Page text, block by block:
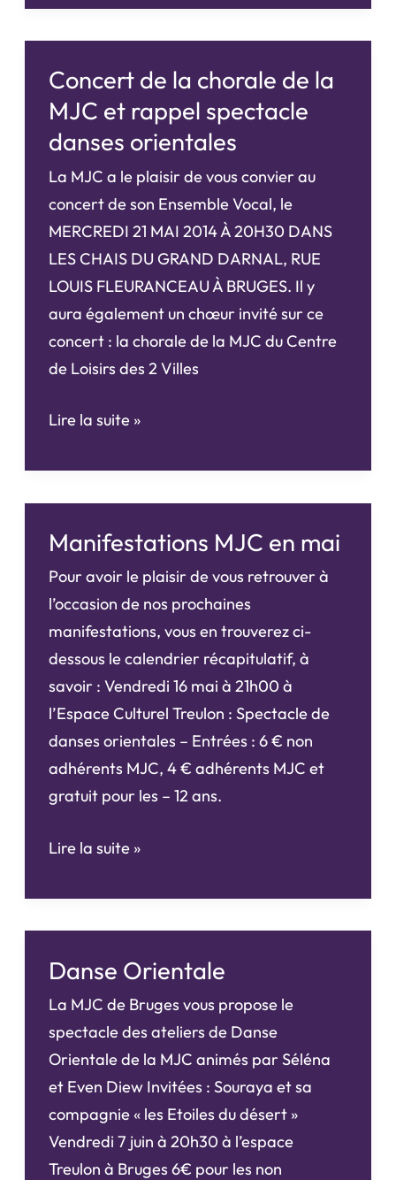
Danse
Tribale
et
Orientale
Mercredi
03
juin
2015
Concert de la chorale de la
MJC et rappel spectacle
danses orientales
La MJC a le plaisir de vous convier au
concert de son Ensemble Vocal, le
MERCREDI 21 MAI 2014 À 20H30 DANS
LES CHAIS DU GRAND DARNAL, RUE
LOUIS FLEURANCEAU À BRUGES. Il y
aura également un chœur invité sur ce
concert : la chorale de la MJC du Centre
de Loisirs des 2 Villes
Concert
la
chorale
la
MJC
et
rappel
spectacle
danses
orientales
Lire la suite »
Manifestations MJC en mai
Pour avoir le plaisir de vous retrouver à
l’occasion de nos prochaines
manifestations, vous en trouverez ci-
dessous le calendrier récapitulatif, à
savoir : Vendredi 16 mai à 21h00 à
l’Espace Culturel Treulon : Spectacle de
danses orientales – Entrées : 6 € non
adhérents MJC, 4 € adhérents MJC et
gratuit pour les – 12 ans.
Manifestations
en
mai
Lire la suite »
Danse Orientale
La MJC de Bruges vous propose le
spectacle des ateliers de Danse
Orientale de la MJC animés par Séléna
et Even Diew Invitées : Souraya et sa
compagnie « les Etoiles du désert »
Vendredi 7 juin à 20h30 à l’espace
Treulon à Bruges 6€ pour les non